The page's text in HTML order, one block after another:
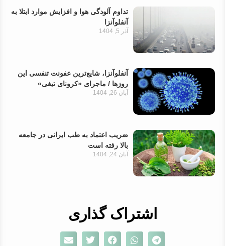
تداوم آلودگی هوا و افزایش موارد ابتلا به
آنفلوآنزا
آذر 5, 1404
آنفلوآنزا، شایع‌ترین عفونت تنفسی این
روزها / ماجرای «کرونای تیغی»
آبان 26, 1404
ضریب اعتماد به طب ایرانی در جامعه
بالا رفته است
آبان 24, 1404
اشتراک گذاری